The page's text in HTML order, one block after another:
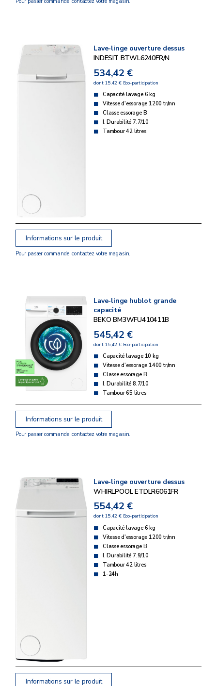
Lave-linge ouverture dessus
INDESIT BTWL6240FR/N
534,42 €
dont 15,42 € Eco-participation
Capacité lavage 6 kg
Vitesse d'essorage 1200 tr/mn
Classe essorage B
I. Durabilité 7.7/10
Tambour 42 litres
Informations sur le produit
Pour passer commande, contactez votre magasin.
Lave-linge hublot grande
capacité
BEKO BM3WFU410411B
545,42 €
dont 15,42 € Eco-participation
Capacité lavage 10 kg
Vitesse d'essorage 1400 tr/mn
Classe essorage B
I. Durabilité 8.7/10
Tambour 65 litres
Informations sur le produit
Pour passer commande, contactez votre magasin.
Lave-linge ouverture dessus
WHIRLPOOL ETDLR6061FR
554,42 €
dont 15,42 € Eco-participation
Capacité lavage 6 kg
Vitesse d'essorage 1200 tr/mn
Classe essorage B
I. Durabilité 7.9/10
Tambour 42 litres
1-24h
Informations sur le produit